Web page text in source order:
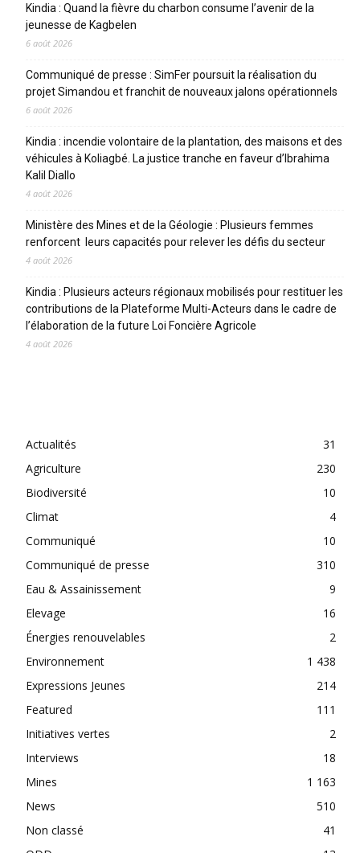
Kindia : Quand la fièvre du charbon consume l’avenir de la
jeunesse de Kagbelen
6 août 2026
Communiqué de presse : SimFer poursuit la réalisation du
projet Simandou et franchit de nouveaux jalons opérationnels
6 août 2026
Kindia : incendie volontaire de la plantation, des maisons et des
véhicules à Koliagbé. La justice tranche en faveur d’Ibrahima
Kalil Diallo
4 août 2026
Ministère des Mines et de la Géologie : Plusieurs femmes
renforcent leurs capacités pour relever les défis du secteur
4 août 2026
Kindia : Plusieurs acteurs régionaux mobilisés pour restituer les
contributions de la Plateforme Multi-Acteurs dans le cadre de
l’élaboration de la future Loi Foncière Agricole
4 août 2026
Actualités
31
Agriculture
230
Biodiversité
10
Climat
4
Communiqué
10
Communiqué de presse
310
Eau & Assainissement
9
Elevage
16
Énergies renouvelables
2
Environnement
1 438
Expressions Jeunes
214
Featured
111
Initiatives vertes
2
Interviews
18
Mines
1 163
News
510
Non classé
41